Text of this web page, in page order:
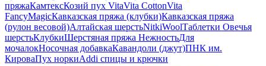
пряжаКамтексКозий пух VitaVita CottonVita
FancyMagicКавказская пряжа (клубки)Кавказская пряжа
(рулон весовой)Алтайская шерстьNitkiWoolТаблетки Овечья
шерстьКлубкиШерстяная пряжа НежностьДля
мочалокНосочная добавкаКавандоли (джут)ПНК им.
КироваПух норкиAddi спицы и крючки